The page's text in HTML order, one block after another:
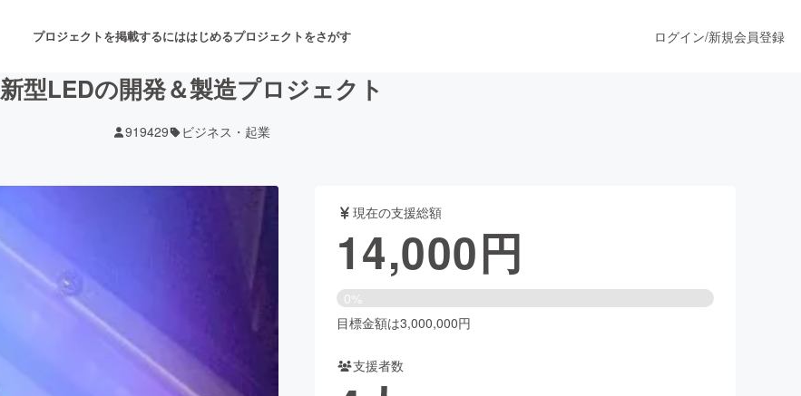
プロジェクトを掲載するにははじめるプロジェクトをさがす
舞台・パフォーマンス
ゲーム・サービス開発 ファッション
書籍・雑誌出版
ビューティー・ヘルスケア
ログイン/新規会員登録
新型LEDの開発＆製造プロジェクト
919429 ビジネス・起業
現在の支援総額
14,000円
0%
目標金額は3,000,000円
支援者数